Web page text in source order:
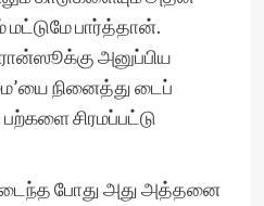
பார்த்தான்.
அனுப்பிய
நினைத்து டைப்
சிரமப்பட்டு
போது அது அத்தனை